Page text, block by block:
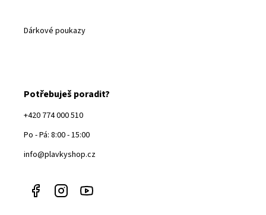
Dárkové poukazy
Potřebuješ poradit?
+420 774 000 510
Po - Pá: 8:00 - 15:00
info@plavkyshop.cz